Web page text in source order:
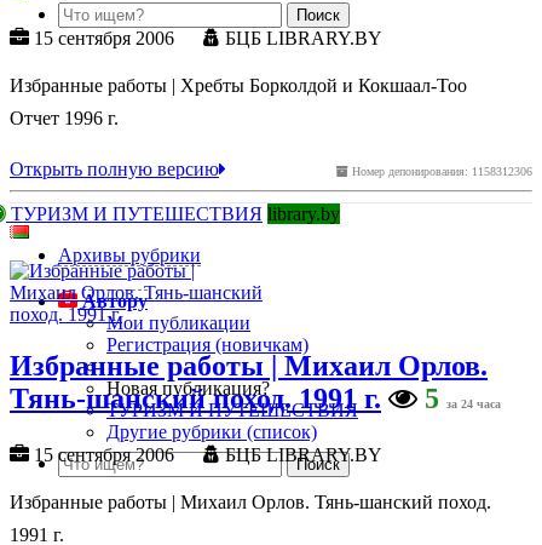
15 сентября 2006 БЦБ LIBRARY.BY
Избранные работы | Хребты Борколдой и Кокшаал-Тоо
Отчет 1996 г.
Номер депонирования: 1158312306
Открыть полную версию
ТУРИЗМ И ПУТЕШЕСТВИЯ library.by
Архивы рубрики
Автору
Мои публикации
Регистрация (новичкам)
Новая публикация?
ТУРИЗМ И ПУТЕШЕСТВИЯ
Другие рубрики (список)
Избранные работы | Михаил Орлов.
Тянь-шанский поход. 1991 г.
5 за 24 часа
15 сентября 2006 БЦБ LIBRARY.BY
Избранные работы | Михаил Орлов. Тянь-шанский поход.
1991 г.